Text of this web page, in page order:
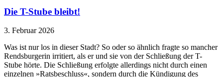
Die T-Stube bleibt!
3. Februar 2026
Was ist nur los in dieser Stadt? So oder so ähnlich fragte so mancher
Rendsburgerin irritiert, als er und sie von der Schließung der T-
Stube hörte. Die Schließung erfolgte allerdings nicht durch einen
einzelnen »Ratsbeschluss«, sondern durch die Kündigung des